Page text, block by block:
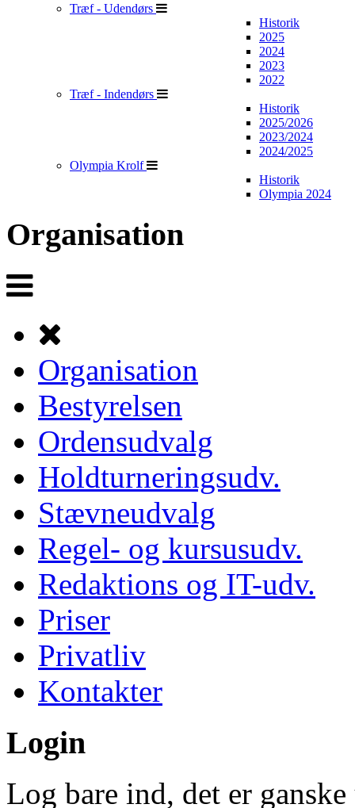
Træf - Udendørs
Historik
2025
2024
2023
2022
Træf - Indendørs
Historik
2025/2026
2023/2024
2024/2025
Olympia Krolf
Historik
Olympia 2024
Organisation
Organisation
Bestyrelsen
Ordensudvalg
Holdturneringsudv.
Stævneudvalg
Regel- og kursusudv.
Redaktions og IT-udv.
Priser
Privatliv
Kontakter
Login
Log bare ind, det er